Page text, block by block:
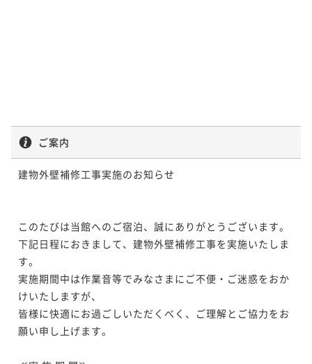
ご案内
建物外壁補修工事実施のお知らせ
このたびは当館へのご宿泊、誠にありがとうございます。
下記日程におきまして、建物外壁補修工事を実施いたしま
す。
実施期間中は作業音等でみなさまにご不便・ご迷惑をおか
けいたしますが、
皆様に快適にお過ごしいただくべく、ご理解とご協力をお
願い申し上げます。